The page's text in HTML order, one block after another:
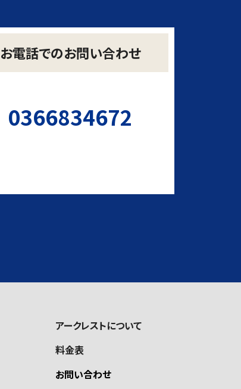
お電話でのお問い合わせ
0366834672
アークレストについて
料金表
お問い合わせ